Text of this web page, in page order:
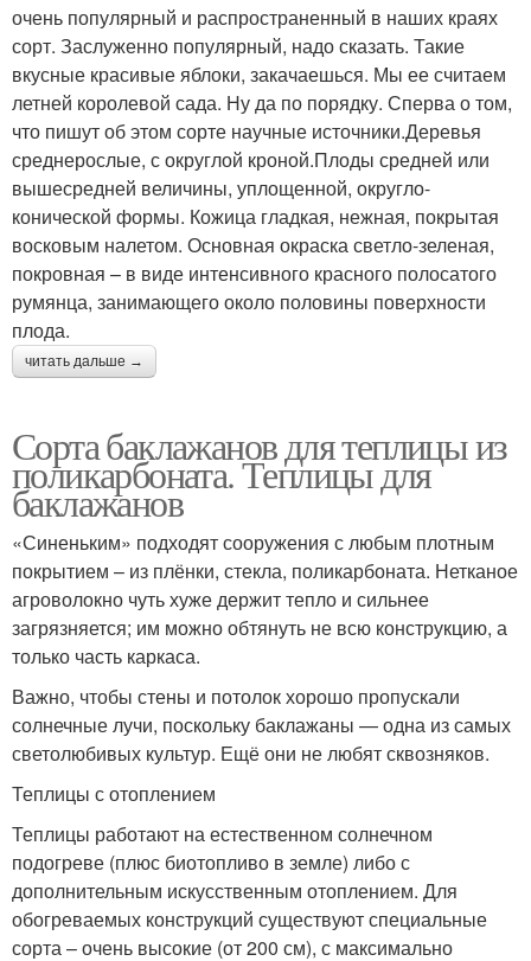
очень популярный и распространенный в наших краях
сорт. Заслуженно популярный, надо сказать. Такие
вкусные красивые яблоки, закачаешься. Мы ее считаем
летней королевой сада. Ну да по порядку. Сперва о том,
что пишут об этом сорте научные источники.Деревья
среднерослые, с округлой кроной.Плоды средней или
вышесредней величины, уплощенной, округло-
конической формы. Кожица гладкая, нежная, покрытая
восковым налетом. Основная окраска светло-зеленая,
покровная – в виде интенсивного красного полосатого
румянца, занимающего около половины поверхности
плода.
читать дальше →
Сорта баклажанов для теплицы из
поликарбоната. Теплицы для
баклажанов
«Синеньким» подходят сооружения с любым плотным
покрытием – из плёнки, стекла, поликарбоната. Нетканое
агроволокно чуть хуже держит тепло и сильнее
загрязняется; им можно обтянуть не всю конструкцию, а
только часть каркаса.
Важно, чтобы стены и потолок хорошо пропускали
солнечные лучи, поскольку баклажаны — одна из самых
светолюбивых культур. Ещё они не любят сквозняков.
Теплицы с отоплением
Теплицы работают на естественном солнечном
подогреве (плюс биотопливо в земле) либо с
дополнительным искусственным отоплением. Для
обогреваемых конструкций существуют специальные
сорта – очень высокие (от 200 см), с максимально